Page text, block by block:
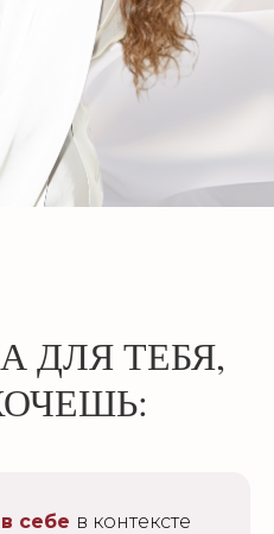
ДЛЯ ТЕБЯ,
себе в контексте